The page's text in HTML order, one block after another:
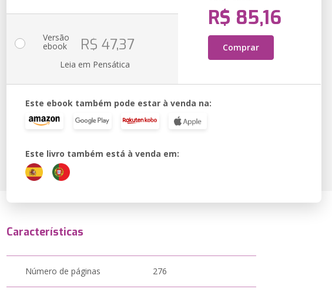
R$ 85,16
Comprar
Versão
ebook R$ 47,37
Leia em Pensática
Este ebook também pode estar à venda na:
Este livro também está à venda em:
Características
Número de páginas 276